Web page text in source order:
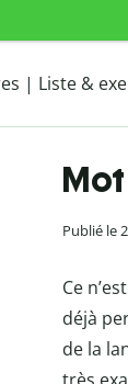
| Liste &
Publié le
Ce
déjà
de la